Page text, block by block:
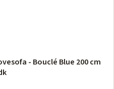
- Bouclé Blue 200 cm